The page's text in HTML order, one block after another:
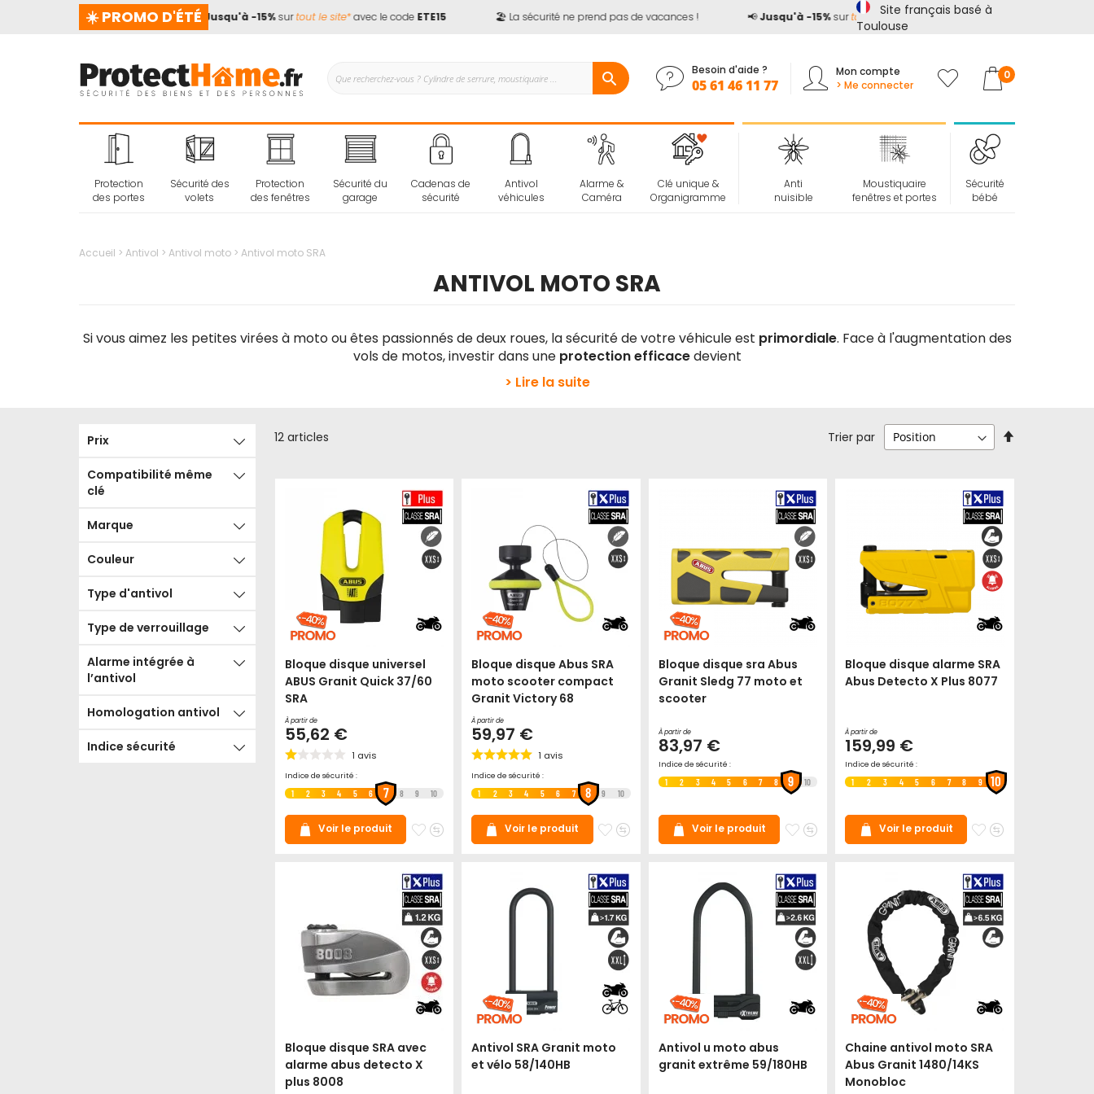
☀️ PROMO D'ÉTÉ
prend pas de vacances ! 📢Jusqu'à -15%surtout le site*avec le codeETE15 🏖️ La sécurité ne prend pas de vacances ! Jusqu'à -15%surtout le site*avec le codeETE15
Site français basé à
Toulouse
Besoin d'aide ?
05 61 46 11 77
Mon compte
> Me connecter
Mon panier
0
Protection
des portes
Sécurité des
volets
Protection
des fenêtres
Sécurité du
garage
Cadenas de
sécurité
Antivol
véhicules
Alarme &
Caméra
Clé unique &
Organigramme
Anti
nuisible
Moustiquaire
fenêtres et portes
Sécurité
bébé
Accueil Antivol Antivol moto Antivol moto SRA
ANTIVOL MOTO SRA
Si vous aimez les petites virées à moto ou êtes passionnés de deux roues, la sécurité de votre véhicule est primordiale. Face à l'augmentation des
vols de motos, investir dans une protection efficacedevient
> Lire la suite
12articles Trier par
Bloque disque universel
ABUS Granit Quick 37/60
SRA
À partir de
55,62 €
1 avis
Indice de sécurité :
1 2 3 4 5 6 7 8 9 10
Voir le produit
Ajouter
favoris
Ajouter
Bloque disque Abus SRA
moto scooter compact
Granit Victory 68
À partir de
59,97 €
1 avis
Indice de sécurité :
1 2 3 4 5 6 7 8 9 10
Voir le produit
Ajouter
favoris
Ajouter
Bloque disque sra Abus
Granit Sledg 77 moto et
scooter
À partir de
83,97 €
Indice de sécurité :
1 2 3 4 5 6 7 8 9 10
Voir le produit
Ajouter
favoris
Ajouter
Bloque disque alarme SRA
Abus Detecto X Plus 8077
À partir de
159,99 €
Indice de sécurité :
1 2 3 4 5 6 7 8 9 10
Voir le produit
Ajouter
favoris
Ajouter
Bloque disque SRA avec
alarme abus detecto X
plus 8008
Antivol SRA Granit moto
et vélo 58/140HB
Antivol u moto abus
granit extrême 59/180HB
Chaine antivol moto SRA
Abus Granit 1480/14KS
Monobloc
Prix
Compatibilité même
clé
Marque
Couleur
Type d'antivol
Type de verrouillage
Alarme intégrée à
l’antivol
Homologation antivol
Indice sécurité